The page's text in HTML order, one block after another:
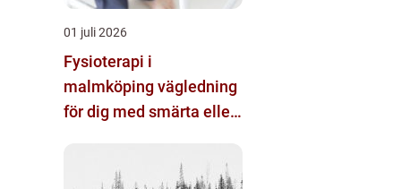
01 juli 2026
Fysioterapi i
malmköping vägledning
för dig med smärta eller